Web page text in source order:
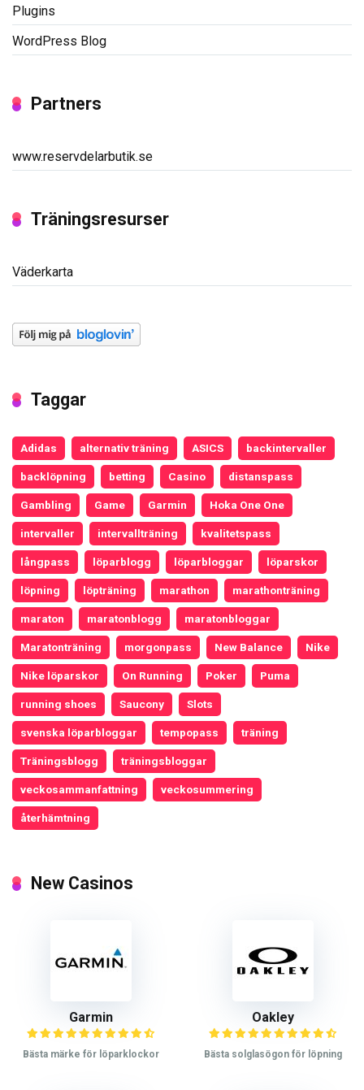
Plugins
WordPress Blog
Partners
www.reservdelarbutik.se
Träningsresurser
Väderkarta
Taggar
Adidas alternativ träning ASICS backintervaller
backlöpning betting Casino distanspass
Gambling Game Garmin Hoka One One
intervaller intervallträning kvalitetspass
långpass löparblogg löparbloggar löparskor
löpning löpträning marathon marathonträning
maraton maratonblogg maratonbloggar
Maratonträning morgonpass New Balance Nike
Nike löparskor On Running Poker Puma
running shoes Saucony Slots
svenska löparbloggar tempopass träning
Träningsblogg träningsbloggar
veckosammanfattning veckosummering
återhämtning
New Casinos
Garmin
Bästa märke för löparklockor
Oakley
Bästa solglasögon för löpning